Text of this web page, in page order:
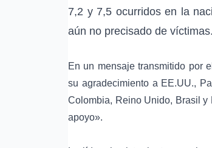
7,2 y 7,5 ocurridos en la
aún no precisado de víctimas.
En un mensaje transmitido por
su agradecimiento a EE.UU.,
Colombia, Reino Unido, Brasil y
apoyo».